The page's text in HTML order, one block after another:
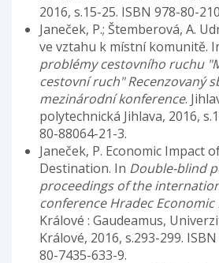
2016, s.15-25. ISBN 978-80-
Janeček, P.; Štemberová, A.
ve vztahu k místní komunitě.
problémy cestovního ruchu
cestovní ruch" Recenzovaný
mezinárodní konference.
polytechnická Jihlava, 2016,
80-88064-21-3.
Janeček, P. Economic Impact
Destination. In Double-blind
proceedings of the
conference Hradec Economic
Králové : Gaudeamus,
Králové, 2016, s.293-299.
80-7435-633-9.